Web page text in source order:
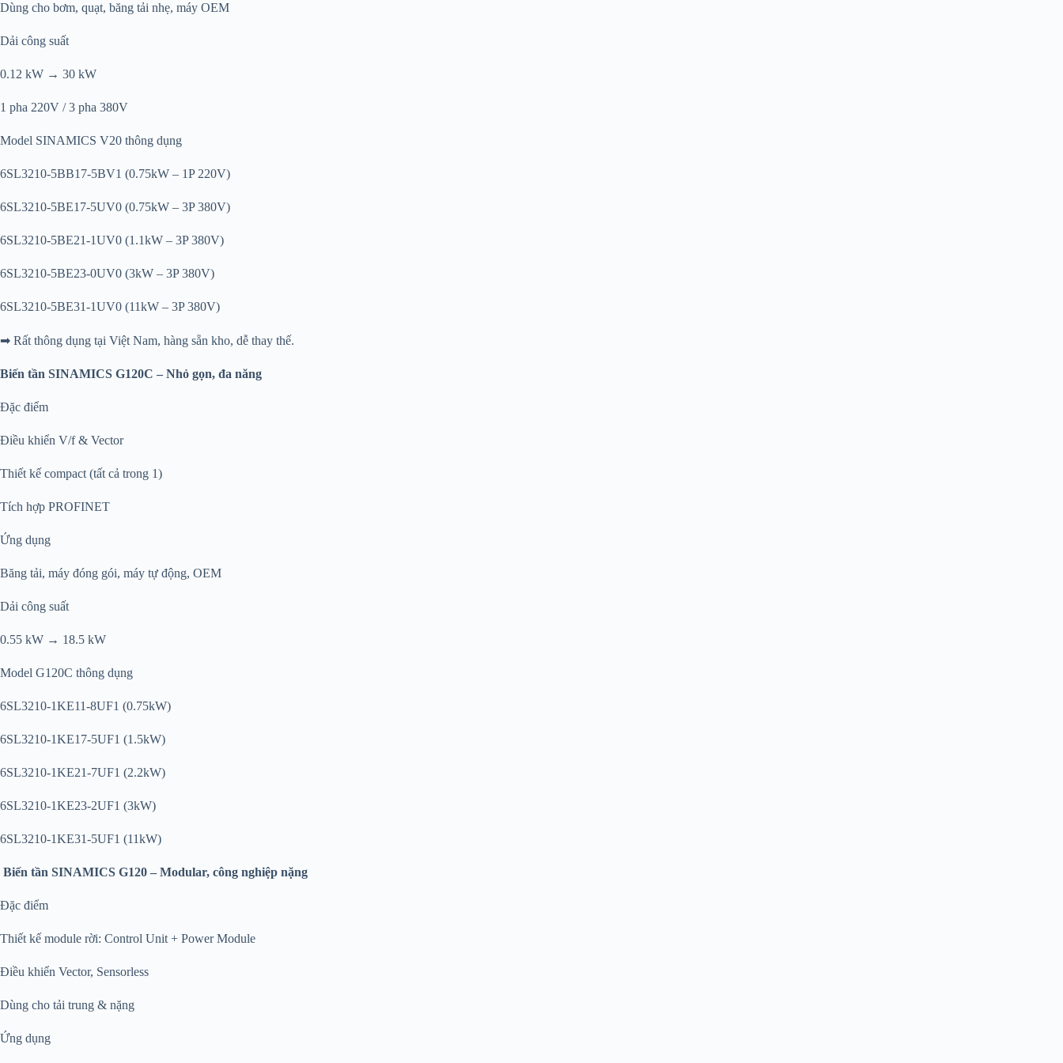
Dùng cho bơm, quạt, băng tải nhẹ, máy OEM
Dải công suất
0.12 kW → 30 kW
1 pha 220V / 3 pha 380V
Model SINAMICS V20 thông dụng
6SL3210-5BB17-5BV1 (0.75kW – 1P 220V)
6SL3210-5BE17-5UV0 (0.75kW – 3P 380V)
6SL3210-5BE21-1UV0 (1.1kW – 3P 380V)
6SL3210-5BE23-0UV0 (3kW – 3P 380V)
6SL3210-5BE31-1UV0 (11kW – 3P 380V)
➡ Rất thông dụng tại Việt Nam, hàng sẵn kho, dễ thay thế.
Biến tần SINAMICS G120C – Nhỏ gọn, đa năng
Đặc điểm
Điều khiển V/f & Vector
Thiết kế compact (tất cả trong 1)
Tích hợp PROFINET
Ứng dụng
Băng tải, máy đóng gói, máy tự động, OEM
Dải công suất
0.55 kW → 18.5 kW
Model G120C thông dụng
6SL3210-1KE11-8UF1 (0.75kW)
6SL3210-1KE17-5UF1 (1.5kW)
6SL3210-1KE21-7UF1 (2.2kW)
6SL3210-1KE23-2UF1 (3kW)
6SL3210-1KE31-5UF1 (11kW)
Biến tần SINAMICS G120 – Modular, công nghiệp nặng
Đặc điểm
Thiết kế module rời: Control Unit + Power Module
Điều khiển Vector, Sensorless
Dùng cho tải trung & nặng
Ứng dụng